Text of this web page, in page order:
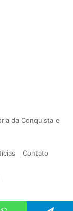
da Conquista e
Contato